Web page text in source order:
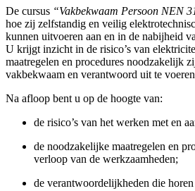
De cursus “Vakbekwaam Persoon NEN
hoe zij zelfstandig en veilig
kunnen uitvoeren aan en in de nabijheid
U krijgt inzicht in de risico’s van
maatregelen en procedures noodzakelijk
vakbekwaam en verantwoord uit te
Na afloop bent u op de hoogte van:
de risico’s van het werken met en
de noodzakelijke maatregelen en
verloop van de werkzaamheden;
de verantwoordelijkheden die